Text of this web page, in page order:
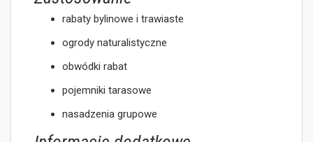
rabaty bylinowe i trawiaste
ogrody naturalistyczne
obwódki rabat
pojemniki tarasowe
nasadzenia grupowe